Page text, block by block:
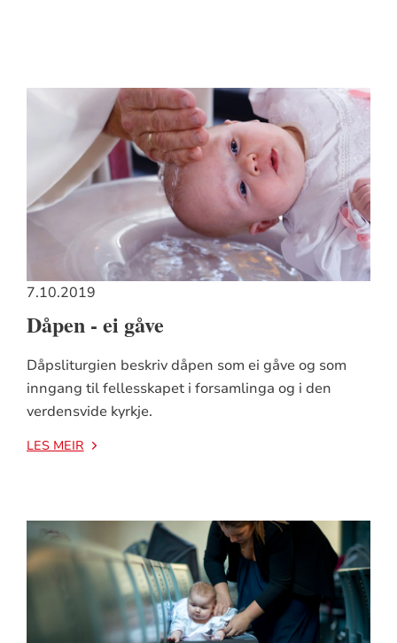
7.10.2019
Dåpen - ei gåve
Dåpsliturgien beskriv dåpen som ei gåve og som
inngang til fellesskapet i forsamlinga og i den
verdensvide kyrkje.
LES MEIR